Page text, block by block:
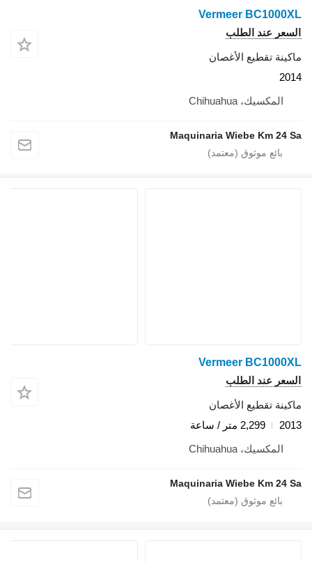
Vermeer
عند الطلب
تقطيع الأغصان
المكسيك، Chihuahua
Maquinaria Wiebe Km 24
Vermeer
عند الطلب
تقطيع الأغصان
2,299 متر / ساعة
المكسيك، Chihuahua
Maquinaria Wiebe Km 24